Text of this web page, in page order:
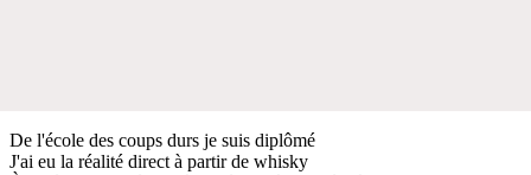
De l'école des coups durs je suis diplômé
J'ai eu la réalité direct à partir de whisky